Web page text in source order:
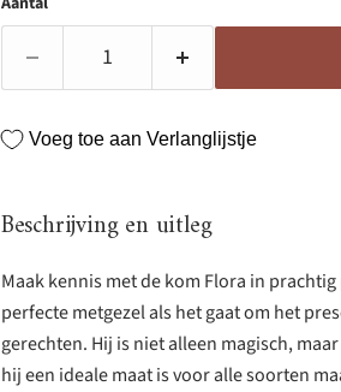
Voeg toe aan Verlanglijstje
Beschrijving en uitleg
Maak kennis met de kom Flora in
perfecte metgezel als het gaat om het
gerechten. Hij is niet alleen magisch,
hij een ideale maat is voor alle soorten